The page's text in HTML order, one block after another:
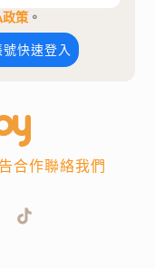
政策 。
快速登入
合作聯絡我們